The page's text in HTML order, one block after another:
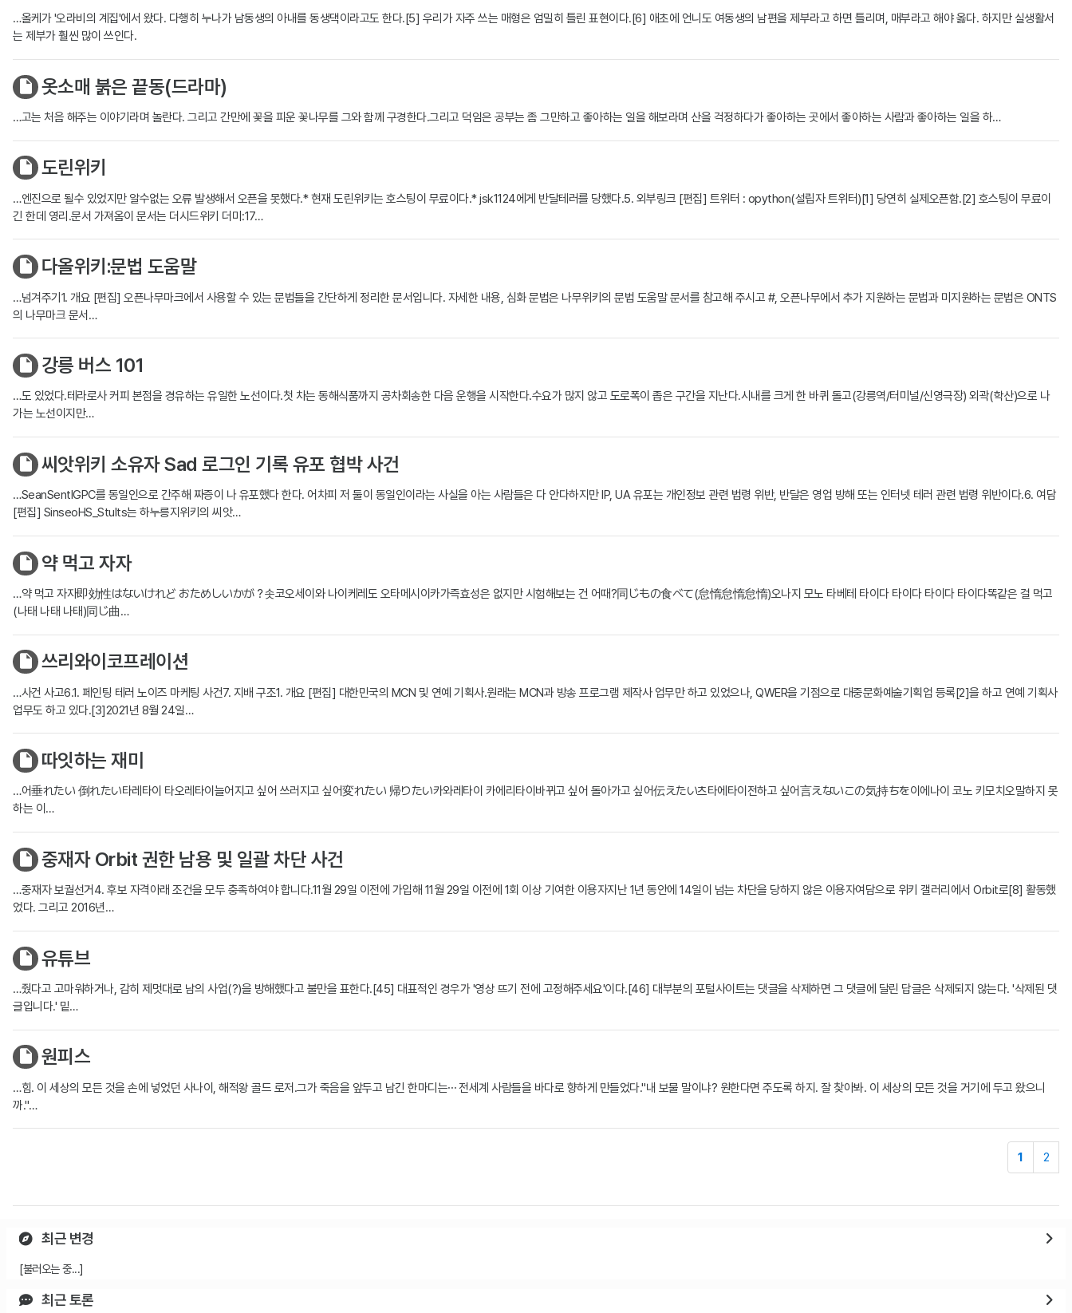
…올케가 '오라비의 계집'에서 왔다. 다행히 누나가 남동생의 아내를 동생댁이라고도 한다.[5] 우리가 자주 쓰는 매형은 엄밀히 틀린 표현이다.[6] 애초에 언니도 여동생의 남편을 제부라고 하면 틀리며, 매부라고 해야 옳다. 하지만 실생활서
는 제부가 훨씬 많이 쓰인다.
옷소매 붉은 끝동(드라마)
…고는 처음 해주는 이야기라며 놀란다. 그리고 간만에 꽃을 피운 꽃나무를 그와 함께 구경한다.그리고 덕임은 공부는 좀 그만하고 좋아하는 일을 해보라며 산을 걱정하다가 좋아하는 곳에서 좋아하는 사람과 좋아하는 일을 하…
도린위키
…엔진으로 될수 있었지만 알수없는 오류 발생해서 오픈을 못했다.* 현재 도린위키는 호스팅이 무료이다.* jsk1124에게 반달테러를 당했다.5. 외부링크 [편집] 트위터 : opython(설립자 트위터)[1] 당연히 실제오픈함.[2] 호스팅이 무료이
긴 한데 영리.문서 가져옴이 문서는 더시드위키 더미:17…
다올위키:문법 도움말
…넘겨주기1. 개요 [편집] 오픈나무마크에서 사용할 수 있는 문법들을 간단하게 정리한 문서입니다. 자세한 내용, 심화 문법은 나무위키의 문법 도움말 문서를 참고해 주시고 #, 오픈나무에서 추가 지원하는 문법과 미지원하는 문법은 ONTS
의 나무마크 문서…
강릉 버스 101
…도 있었다.테라로사 커피 본점을 경유하는 유일한 노선이다.첫 차는 동해식품까지 공차회송한 다음 운행을 시작한다.수요가 많지 않고 도로폭이 좁은 구간을 지난다.시내를 크게 한 바퀴 돌고(강릉역/터미널/신영극장) 외곽(학산)으로 나
가는 노선이지만…
씨앗위키 소유자 Sad 로그인 기록 유포 협박 사건
…SeanSentIGPC를 동일인으로 간주해 짜증이 나 유포했다 한다. 어차피 저 둘이 동일인이라는 사실을 아는 사람들은 다 안다하지만 IP, UA 유포는 개인정보 관련 법령 위반, 반달은 영업 방해 또는 인터넷 테러 관련 법령 위반이다.6. 여담
[편집] SinseoHS_Stults는 하누릉지위키의 씨앗…
약 먹고 자자
…약 먹고 자자即効性はないけれど おためしいかが？솟코오세이와 나이케레도 오타메시이카가즉효성은 없지만 시험해보는 건 어때?同じもの食べて(怠惰怠惰怠惰)오나지 모노 타베테 타이다 타이다 타이다 타이다똑같은 걸 먹고
(나태 나태 나태)同じ曲…
쓰리와이코프레이션
…사건 사고6.1. 페인팅 테러 노이즈 마케팅 사건7. 지배 구조1. 개요 [편집] 대한민국의 MCN 및 연예 기획사.원래는 MCN과 방송 프로그램 제작사 업무만 하고 있었으나, QWER을 기점으로 대중문화예술기획업 등록[2]을 하고 연예 기획사
업무도 하고 있다.[3]2021년 8월 24일…
따잇하는 재미
…어垂れたい 倒れたい타레타이 타오레타이늘어지고 싶어 쓰러지고 싶어変れたい 帰りたい카와레타이 카에리타이바뀌고 싶어 돌아가고 싶어伝えたい츠타에타이전하고 싶어言えないこの気持ちを이에나이 코노 키모치오말하지 못
하는 이…
중재자 Orbit 권한 남용 및 일괄 차단 사건
…중재자 보궐선거4. 후보 자격아래 조건을 모두 충족하여야 합니다.11월 29일 이전에 가입해 11월 29일 이전에 1회 이상 기여한 이용자지난 1년 동안에 14일이 넘는 차단을 당하지 않은 이용자여담으로 위키 갤러리에서 Orbit로[8] 활동했
었다. 그리고 2016년…
유튜브
…줬다고 고마워하거나, 감히 제멋대로 남의 사업(?)을 방해했다고 불만을 표한다.[45] 대표적인 경우가 '영상 뜨기 전에 고정해주세요'이다.[46] 대부분의 포털사이트는 댓글을 삭제하면 그 댓글에 달린 답글은 삭제되지 않는다. '삭제된 댓
글입니다.' 밑…
원피스
…힘. 이 세상의 모든 것을 손에 넣었던 사나이, 해적왕 골드 로저.그가 죽음을 앞두고 남긴 한마디는⋯ 전세계 사람들을 바다로 향하게 만들었다."내 보물 말이냐? 원한다면 주도록 하지. 잘 찾아봐. 이 세상의 모든 것을 거기에 두고 왔으니
까."…
1 2
최근 변경
[불러오는 중...]
최근 토론